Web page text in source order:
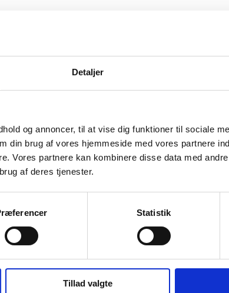
Detaljer
og annoncer, til at vise dig funktioner til sociale
din brug af vores hjemmeside med vores partnere
Vores partnere kan kombinere disse data med
af deres tjenester.
Statistik
Tillad valgte
drage en
isolering kan
tabt.
markante
i at trænge
i